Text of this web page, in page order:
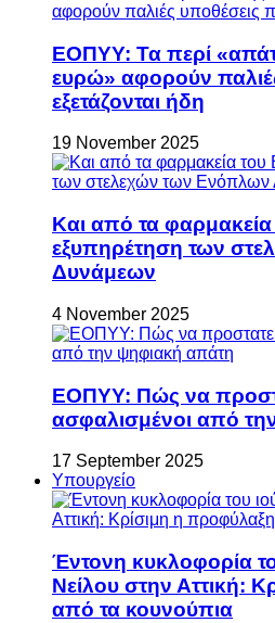
ΕΟΠΥΥ: Τα περί
ευρώ» αφορούν
εξετάζονται ήδη
19 November 2025
Και από τα
εξυπηρέτηση των
Δυνάμεων
4 November 2025
ΕΟΠΥΥ: Πώς να
ασφαλισμένοι από
17 September 2025
Υπουργείο
Έντονη κυκλοφορία
Νείλου στην Αττική:
από τα κουνούπια